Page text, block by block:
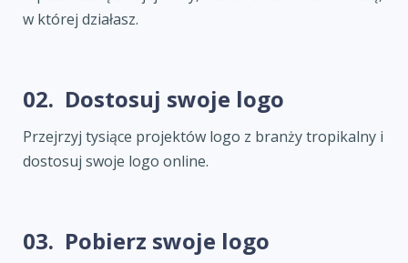
w której działasz.
02. Dostosuj swoje logo
Przejrzyj tysiące projektów logo z branży tropikalny i
dostosuj swoje logo online.
03. Pobierz swoje logo